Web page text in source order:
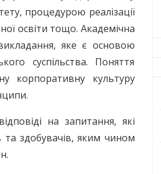
процедурою реалізації
освіти тощо. Академічна
яке є основою
суспільства. Поняття
корпоративну культуру
на запитання, які
та здобувачів, яким чином